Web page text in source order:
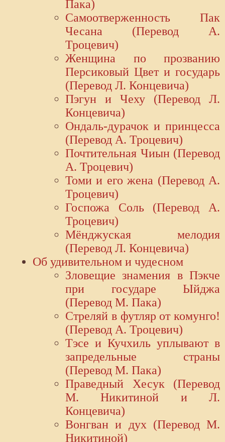
Пака)
Самоотверженность Пак
Чесана (Перевод А.
Троцевич)
Женщина по прозванию
Персиковый Цвет и государь
(Перевод Л. Концевича)
Пэгун и Чеху (Перевод Л.
Концевича)
Ондаль-дурачок и принцесса
(Перевод А. Троцевич)
Почтительная Чиын (Перевод
А. Троцевич)
Томи и его жена (Перевод А.
Троцевич)
Госпожа Соль (Перевод А.
Троцевич)
Мёнджуская мелодия
(Перевод Л. Концевича)
Об удивительном и чудесном
Зловещие знамения в Пэкче
при государе Ыйджа
(Перевод М. Пака)
Стреляй в футляр от комунго!
(Перевод А. Троцевич)
Тэсе и Кучхиль уплывают в
запредельные страны
(Перевод М. Пака)
Праведный Хесук (Перевод
М. Никитиной и Л.
Концевича)
Вонгван и дух (Перевод М.
Никитиной)